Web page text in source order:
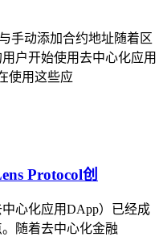
手动添加合约地址随着区
户开始使用去中心化应用
使用这些应
Protocol创
心化应用DApp）已经成
随着去中心化金融